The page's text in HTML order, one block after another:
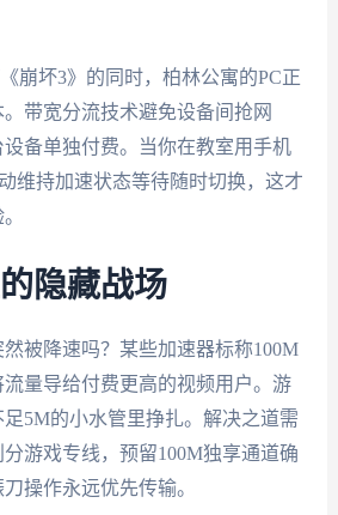
崩坏3》的同时，柏林公寓的PC正
带宽分流技术避免设备间抢网
备单独付费。当你在教室用手机
维持加速状态等待随时切换，这才
隐藏战场
被降速吗？某些加速器标称100M
量导给付费更高的视频用户。游
5M的小水管里挣扎。解决之道需
游戏专线，预留100M独享通道确
操作永远优先传输。